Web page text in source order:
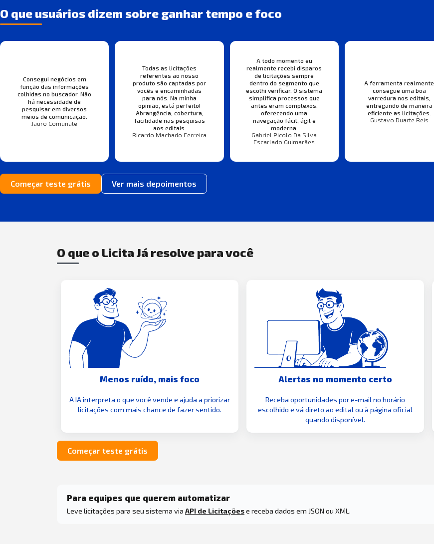
O que usuários dizem sobre ganhar tempo e foco
Consegui negócios em
função das informações
colhidas no buscador. Não
há necessidade de
pesquisar em diversos
meios de comunicação.
Jauro Comunale
Todas as licitações
referentes ao nosso
produto são captadas por
vocês e encaminhadas
para nós. Na minha
opinião, está perfeito!
Abrangência, cobertura,
facilidade nas pesquisas
aos editais.
Ricardo Machado Ferreira
A todo momento eu
realmente recebi disparos
de licitações sempre
dentro do segmento que
escolhi verificar. O sistema
simplifica processos que
antes eram complexos,
oferecendo uma
navegação fácil, ágil e
moderna.
Gabriel Picolo Da Silva
Escarlado Guimarães
A ferramenta realmente
consegue uma boa
varredura nos editais,
entregando de maneira
eficiente as licitações.
Gustavo Duarte Reis
Começar teste grátis Ver mais depoimentos
O que o Licita Já resolve para você
Menos ruído, mais foco
A IA interpreta o que você vende e ajuda a priorizar
licitações com mais chance de fazer sentido.
Alertas no momento certo
Receba oportunidades por e-mail no horário
escolhido e vá direto ao edital ou à página oficial
quando disponível.
Começar teste grátis
Para equipes que querem automatizar
Leve licitações para seu sistema via API de Licitaçõese receba dados em JSON ou XML.